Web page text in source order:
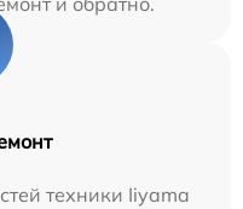
техники Iiyama